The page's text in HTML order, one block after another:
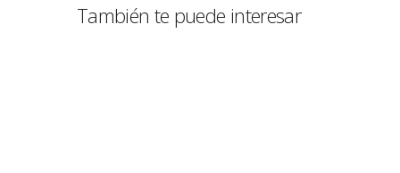
También te puede interesar